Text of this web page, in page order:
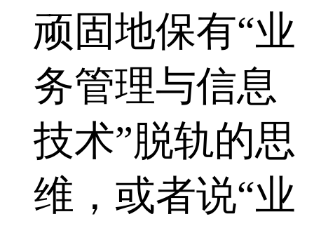
顽固地保有“业
务管理与信息
技术”脱轨的思
维，或者说“业